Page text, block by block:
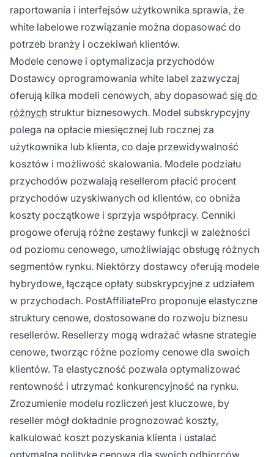
raportowania i interfejsów użytkownika sprawia, że
white labelowe rozwiązanie można dopasować do
potrzeb branży i oczekiwań klientów.
Modele cenowe i optymalizacja przychodów
Dostawcy oprogramowania white label zazwyczaj
oferują kilka modeli cenowych, aby dopasować się do
różnych struktur biznesowych. Model subskrypcyjny
polega na opłacie miesięcznej lub rocznej za
użytkownika lub klienta, co daje przewidywalność
kosztów i możliwość skalowania. Modele podziału
przychodów pozwalają resellerom płacić procent
przychodów uzyskiwanych od klientów, co obniża
koszty początkowe i sprzyja współpracy. Cenniki
progowe oferują różne zestawy funkcji w zależności
od poziomu cenowego, umożliwiając obsługę różnych
segmentów rynku. Niektórzy dostawcy oferują modele
hybrydowe, łączące opłaty subskrypcyjne z udziałem
w przychodach. PostAffiliatePro proponuje elastyczne
struktury cenowe, dostosowane do rozwoju biznesu
resellerów. Resellerzy mogą wdrażać własne strategie
cenowe, tworząc różne poziomy cenowe dla swoich
klientów. Ta elastyczność pozwala optymalizować
rentowność i utrzymać konkurencyjność na rynku.
Zrozumienie modelu rozliczeń jest kluczowe, by
reseller mógł dokładnie prognozować koszty,
kalkulować koszt pozyskania klienta i ustalać